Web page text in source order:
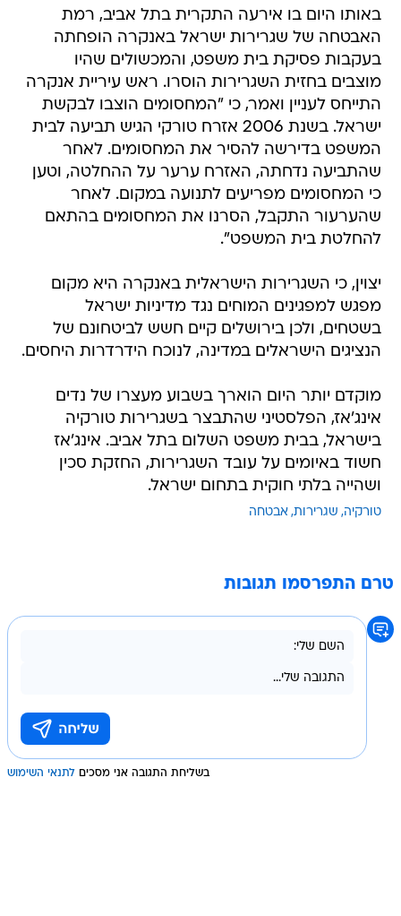
באותו היום בו אירעה התקרית בתל אביב, רמת
האבטחה של שגרירות ישראל באנקרה הופחתה
בעקבות פסיקת בית משפט, והמכשולים שהיו
מוצבים בחזית השגרירות הוסרו. ראש עיריית אנקרה
התייחס לעניין ואמר, כי "המחסומים הוצבו לבקשת
ישראל. בשנת 2006 אזרח טורקי הגיש תביעה לבית
המשפט בדירשה להסיר את המחסומים. לאחר
שהתביעה נדחתה, האזרח ערער על ההחלטה, וטען
כי המחסומים מפריעים לתנועה במקום. לאחר
שהערעור התקבל, הסרנו את המחסומים בהתאם
להחלטת בית המשפט".
יצוין, כי השגרירות הישראלית באנקרה היא מקום
מפגש למפגינים המוחים נגד מדיניות ישראל
בשטחים, ולכן בירושלים קיים חשש לביטחונם של
הנציגים הישראלים במדינה, לנוכח הידרדרות היחסים.
מוקדם יותר היום הוארך בשבוע מעצרו של נדים
אינג'אז, הפלסטיני שהתבצר בשגרירות טורקיה
בישראל, בבית משפט השלום בתל אביב. אינג'אז
חשוד באיומים על עובד השגרירות, החזקת סכין
ושהייה בלתי חוקית בתחום ישראל.
טורקיה שגרירות אבטחה
טרם התפרסמו תגובות
בשליחת התגובה אני מסכים לתנאי השימוש